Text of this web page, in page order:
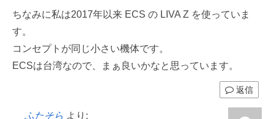
ちなみに私は2017年以来 ECS の LIVA Z を使っていま
す。
コンセプトが同じ小さい機体です。
ECSは台湾なので、まぁ良いかなと思っています。
返信
ふたそら より: